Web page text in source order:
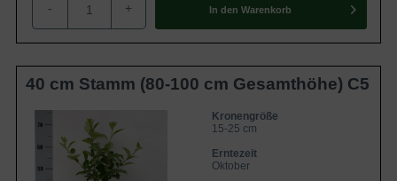
- + In den Warenkorb
40 cm Stamm (80-100 cm Gesamthöhe) C5
Kronengröße
15-25 cm
Erntezeit
Oktober